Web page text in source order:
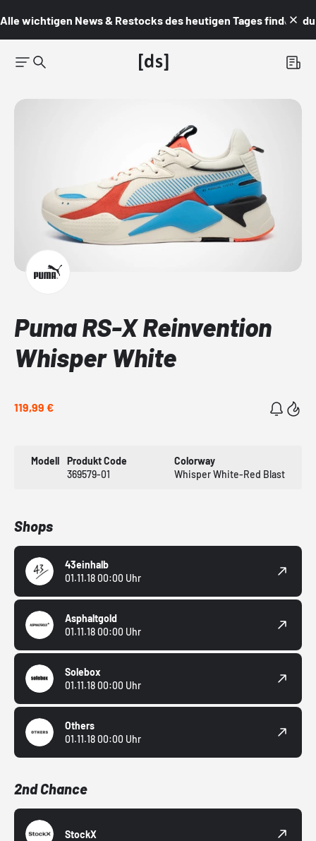
Alle wichtigen News & Restocks des heutigen Tages findest du
Puma RS-X Reinvention
Whisper White
119,99 €
Modell
Produkt Code
369579-01
Colorway
Whisper White-Red Blast
Shops
43einhalb
01.11.18 00:00 Uhr
Asphaltgold
01.11.18 00:00 Uhr
Solebox
01.11.18 00:00 Uhr
Others
01.11.18 00:00 Uhr
2nd Chance
StockX